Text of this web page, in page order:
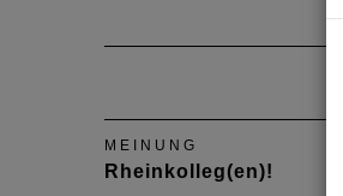
MEINUNG
Rheinkolleg(en)!